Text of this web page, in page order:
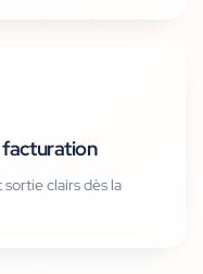
facturation
clairs dès la